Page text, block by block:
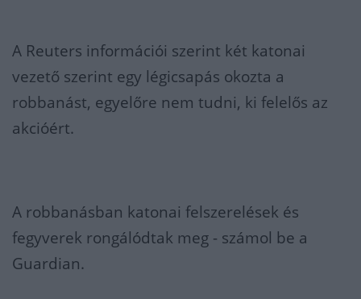
A Reuters információi szerint két katonai
vezető szerint egy légicsapás okozta a
robbanást, egyelőre nem tudni, ki felelős az
akcióért.
A robbanásban katonai felszerelések és
fegyverek rongálódtak meg - számol be a
Guardian.